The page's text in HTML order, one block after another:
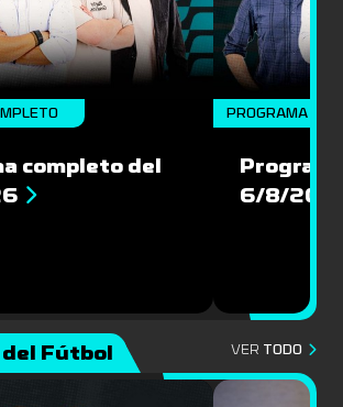
completo del
PROGRAMA
6/8/
del Fútbol VER TODO